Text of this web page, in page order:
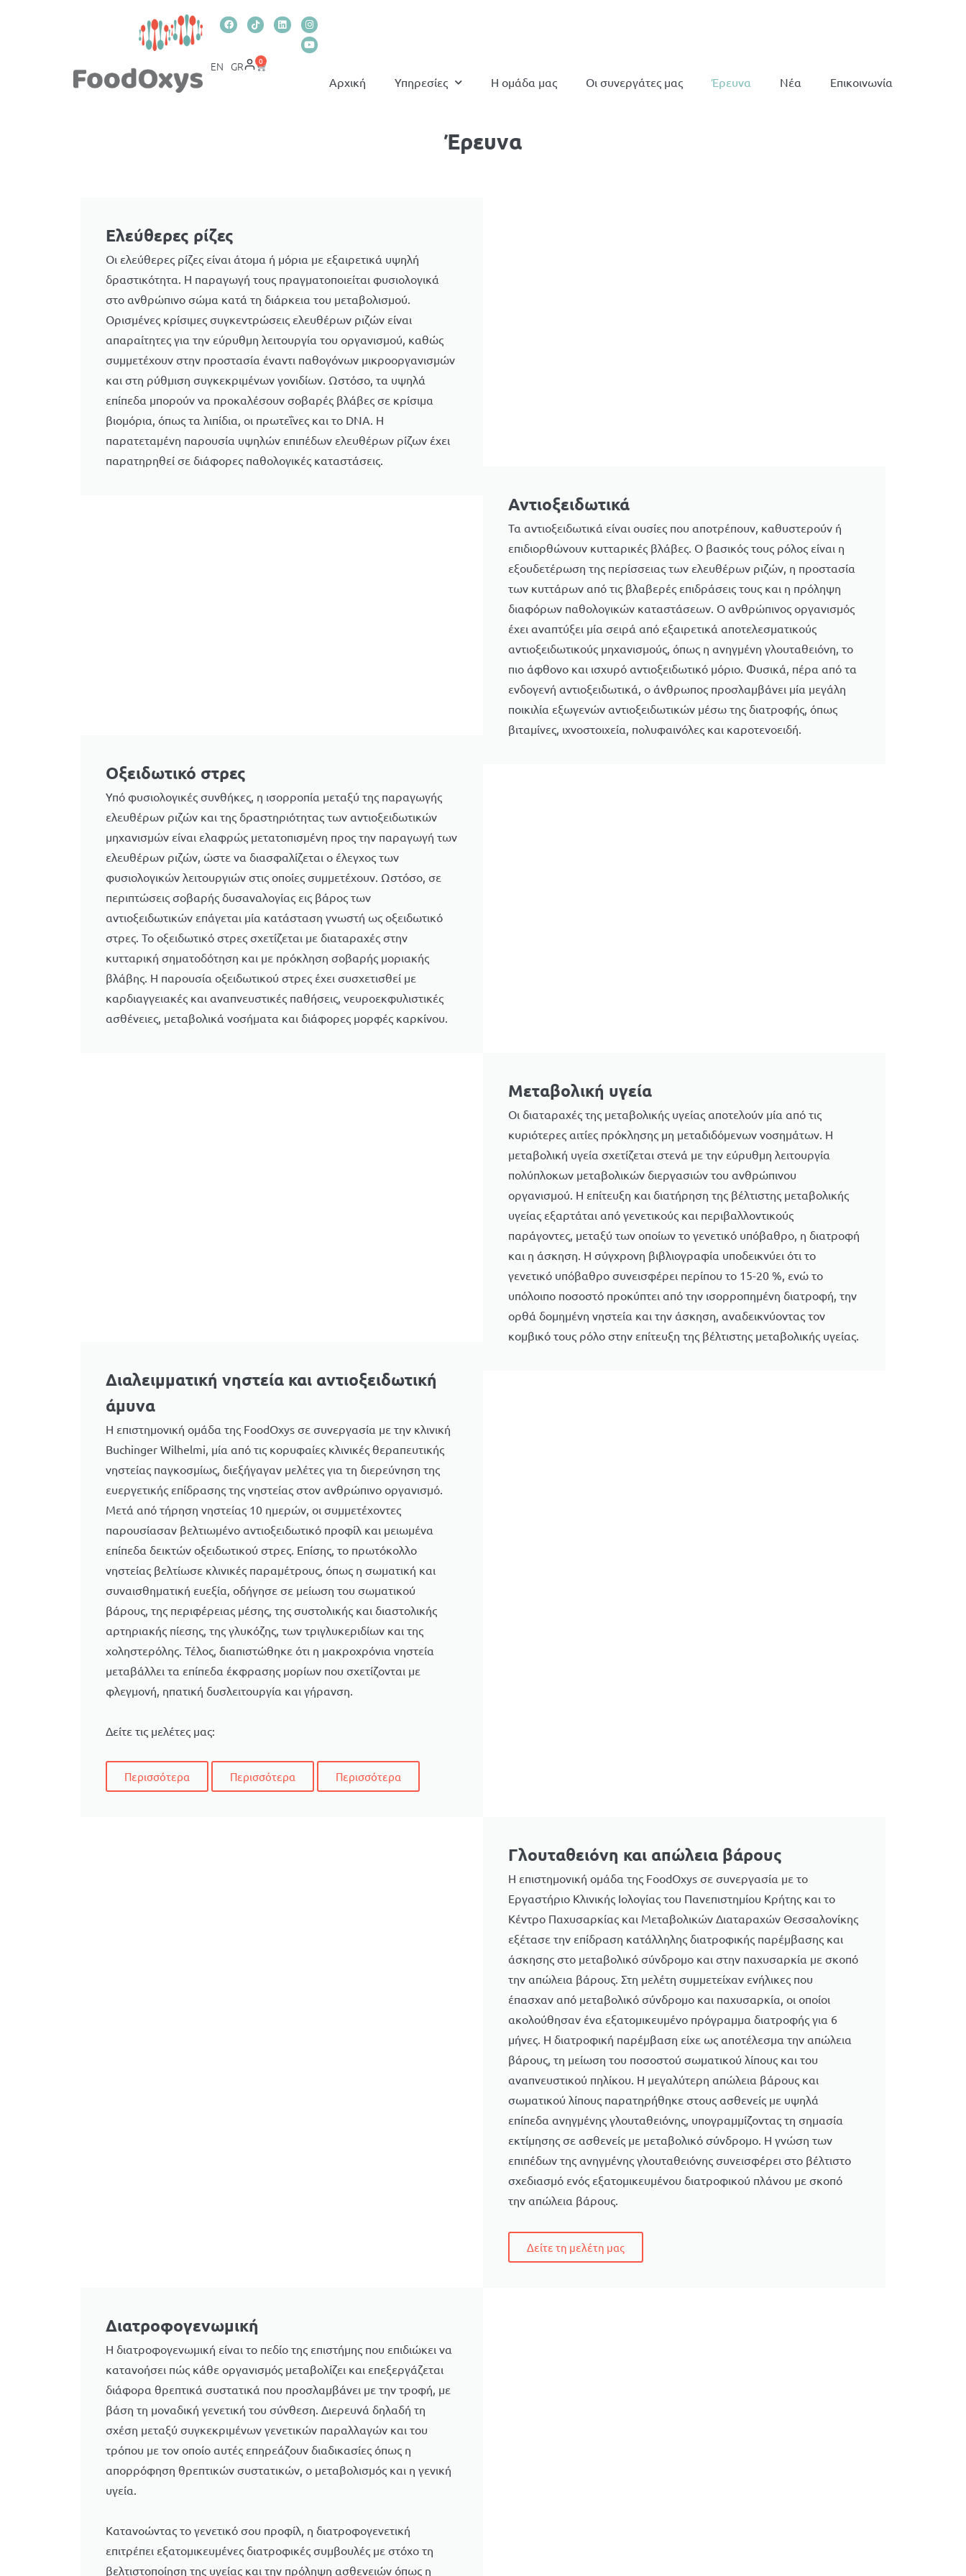
EN GR 0
Αρχική Υπηρεσίες Η ομάδα μας Οι συνεργάτες μας Έρευνα Νέα Επικοινωνία
Έρευνα
Ελεύθερες ρίζες
Οι ελεύθερες ρίζες είναι άτομα ή μόρια με εξαιρετικά υψηλή
δραστικότητα. Η παραγωγή τους πραγματοποιείται φυσιολογικά
στο ανθρώπινο σώμα κατά τη διάρκεια του μεταβολισμού.
Ορισμένες κρίσιμες συγκεντρώσεις ελευθέρων ριζών είναι
απαραίτητες για την εύρυθμη λειτουργία του οργανισμού, καθώς
συμμετέχουν στην προστασία έναντι παθογόνων μικροοργανισμών
και στη ρύθμιση συγκεκριμένων γονιδίων. Ωστόσο, τα υψηλά
επίπεδα μπορούν να προκαλέσουν σοβαρές βλάβες σε κρίσιμα
βιομόρια, όπως τα λιπίδια, οι πρωτεΐνες και το DNA. Η
παρατεταμένη παρουσία υψηλών επιπέδων ελευθέρων ρίζων έχει
παρατηρηθεί σε διάφορες παθολογικές καταστάσεις.
Αντιοξειδωτικά
Τα αντιοξειδωτικά είναι ουσίες που αποτρέπουν, καθυστερούν ή
επιδιορθώνουν κυτταρικές βλάβες. Ο βασικός τους ρόλος είναι η
εξουδετέρωση της περίσσειας των ελευθέρων ριζών, η προστασία
των κυττάρων από τις βλαβερές επιδράσεις τους και η πρόληψη
διαφόρων παθολογικών καταστάσεων. O ανθρώπινος οργανισμός
έχει αναπτύξει μία σειρά από εξαιρετικά αποτελεσματικούς
αντιοξειδωτικούς μηχανισμούς, όπως η ανηγμένη γλουταθειόνη, το
πιο άφθονο και ισχυρό αντιοξειδωτικό μόριο. Φυσικά, πέρα από τα
ενδογενή αντιοξειδωτικά, ο άνθρωπος προσλαμβάνει μία μεγάλη
ποικιλία εξωγενών αντιοξειδωτικών μέσω της διατροφής, όπως
βιταμίνες, ιχνοστοιχεία, πολυφαινόλες και καροτενοειδή.
Οξειδωτικό στρες
Υπό φυσιολογικές συνθήκες, η ισορροπία μεταξύ της παραγωγής
ελευθέρων ριζών και της δραστηριότητας των αντιοξειδωτικών
μηχανισμών είναι ελαφρώς μετατοπισμένη προς την παραγωγή των
ελευθέρων ριζών, ώστε να διασφαλίζεται ο έλεγχος των
φυσιολογικών λειτουργιών στις οποίες συμμετέχουν. Ωστόσο, σε
περιπτώσεις σοβαρής δυσαναλογίας εις βάρος των
αντιοξειδωτικών επάγεται μία κατάσταση γνωστή ως οξειδωτικό
στρες. Το οξειδωτικό στρες σχετίζεται με διαταραχές στην
κυτταρική σηματοδότηση και με πρόκληση σοβαρής μοριακής
βλάβης. Η παρουσία οξειδωτικού στρες έχει συσχετισθεί με
καρδιαγγειακές και αναπνευστικές παθήσεις, νευροεκφυλιστικές
ασθένειες, μεταβολικά νοσήματα και διάφορες μορφές καρκίνου.
Μεταβολική υγεία
Οι διαταραχές της μεταβολικής υγείας αποτελούν μία από τις
κυριότερες αιτίες πρόκλησης μη μεταδιδόμενων νοσημάτων. Η
μεταβολική υγεία σχετίζεται στενά με την εύρυθμη λειτουργία
πολύπλοκων μεταβολικών διεργασιών του ανθρώπινου
οργανισμού. H επίτευξη και διατήρηση της βέλτιστης μεταβολικής
υγείας εξαρτάται από γενετικούς και περιβαλλοντικούς
παράγοντες, μεταξύ των οποίων το γενετικό υπόβαθρο, η διατροφή
και η άσκηση. Η σύγχρονη βιβλιογραφία υποδεικνύει ότι το
γενετικό υπόβαθρο συνεισφέρει περίπου το 15-20 %, ενώ το
υπόλοιπο ποσοστό προκύπτει από την ισορροπημένη διατροφή, την
ορθά δομημένη νηστεία και την άσκηση, αναδεικνύοντας τον
κομβικό τους ρόλο στην επίτευξη της βέλτιστης μεταβολικής υγείας.
Διαλειμματική νηστεία και αντιοξειδωτική
άμυνα
Η επιστημονική ομάδα της FoodOxys σε συνεργασία με την κλινική
Buchinger Wilhelmi, μία από τις κορυφαίες κλινικές θεραπευτικής
νηστείας παγκοσμίως, διεξήγαγαν μελέτες για τη διερεύνηση της
ευεργετικής επίδρασης της νηστείας στον ανθρώπινο οργανισμό.
Μετά από τήρηση νηστείας 10 ημερών, οι συμμετέχοντες
παρουσίασαν βελτιωμένο αντιοξειδωτικό προφίλ και μειωμένα
επίπεδα δεικτών οξειδωτικού στρες. Επίσης, το πρωτόκολλο
νηστείας βελτίωσε κλινικές παραμέτρους, όπως η σωματική και
συναισθηματική ευεξία, οδήγησε σε μείωση του σωματικού
βάρους, της περιφέρειας μέσης, της συστολικής και διαστολικής
αρτηριακής πίεσης, της γλυκόζης, των τριγλυκεριδίων και της
χοληστερόλης. Τέλος, διαπιστώθηκε ότι η μακροχρόνια νηστεία
μεταβάλλει τα επίπεδα έκφρασης μορίων που σχετίζονται με
φλεγμονή, ηπατική δυσλειτουργία και γήρανση.
Δείτε τις μελέτες μας:
Περισσότερα Περισσότερα Περισσότερα
Γλουταθειόνη και απώλεια βάρους
Η επιστημονική ομάδα της FoodOxys σε συνεργασία με το
Εργαστήριο Κλινικής Ιολογίας του Πανεπιστημίου Κρήτης και το
Κέντρο Παχυσαρκίας και Μεταβολικών Διαταραχών Θεσσαλονίκης
εξέτασε την επίδραση κατάλληλης διατροφικής παρέμβασης και
άσκησης στο μεταβολικό σύνδρομο και στην παχυσαρκία με σκοπό
την απώλεια βάρους. Στη μελέτη συμμετείχαν ενήλικες που
έπασχαν από μεταβολικό σύνδρομο και παχυσαρκία, οι οποίοι
ακολούθησαν ένα εξατομικευμένο πρόγραμμα διατροφής για 6
μήνες. Η διατροφική παρέμβαση είχε ως αποτέλεσμα την απώλεια
βάρους, τη μείωση του ποσοστού σωματικού λίπους και του
αναπνευστικού πηλίκου. Η μεγαλύτερη απώλεια βάρους και
σωματικού λίπους παρατηρήθηκε στους ασθενείς με υψηλά
επίπεδα ανηγμένης γλουταθειόνης, υπογραμμίζοντας τη σημασία
εκτίμησης σε ασθενείς με μεταβολικό σύνδρομο. Η γνώση των
επιπέδων της ανηγμένης γλουταθειόνης συνεισφέρει στο βέλτιστο
σχεδιασμό ενός εξατομικευμένου διατροφικού πλάνου με σκοπό
την απώλεια βάρους.
Δείτε τη μελέτη μας
Διατροφογενωμική
Η διατροφογενωμική είναι το πεδίο της επιστήμης που επιδιώκει να
κατανοήσει πώς κάθε οργανισμός μεταβολίζει και επεξεργάζεται
διάφορα θρεπτικά συστατικά που προσλαμβάνει με την τροφή, με
βάση τη μοναδική γενετική του σύνθεση. Διερευνά δηλαδή τη
σχέση μεταξύ συγκεκριμένων γενετικών παραλλαγών και του
τρόπου με τον οποίο αυτές επηρεάζουν διαδικασίες όπως η
απορρόφηση θρεπτικών συστατικών, ο μεταβολισμός και η γενική
υγεία.
Κατανοώντας το γενετικό σου προφίλ, η διατροφογενετική
επιτρέπει εξατομικευμένες διατροφικές συμβουλές με στόχο τη
βελτιστοποίηση της υγείας και την πρόληψη ασθενειών όπως η